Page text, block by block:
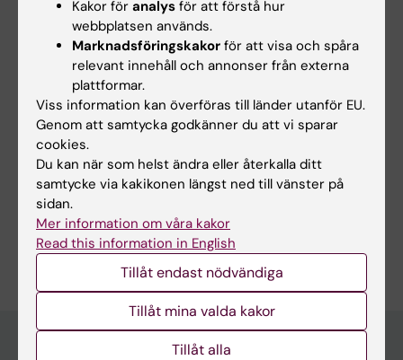
Yes
No
Redaktör: KI Antagningen
Sidan uppdaterad:2025-08-13
Dela
Kakor för analys för att förstå hur
webbplatsen används.
Marknadsföringskakor för att visa och spåra
relevant innehåll och annonser från externa
plattformar.
Viss information kan överföras till länder utanför EU.
Genom att samtycka godkänner du att vi sparar
cookies.
Du kan när som helst ändra eller återkalla ditt
samtycke via kakikonen längst ned till vänster på
sidan.
Mer information om våra kakor
Read this information in English
Tillåt endast nödvändiga
Tillåt mina valda kakor
Tillåt alla